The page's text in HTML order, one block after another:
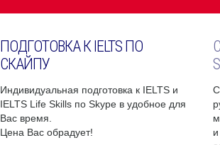
ПОДГОТОВКА К IELTS ПО
СКАЙПУ
Индивидуальная подготовка к IELTS и
IELTS Life Skills по Skype в удобное для
Вас время.
Цена Вас обрадует!